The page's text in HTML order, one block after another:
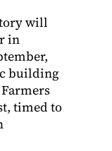
will
in
building
timed to